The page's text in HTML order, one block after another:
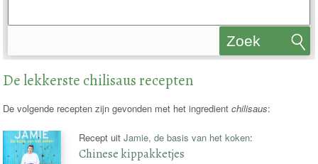
Zoek
De lekkerste chilisaus recepten
De volgende recepten zijn gevonden met het ingredientchilisaus:
Recept uitJamie, de basis van het koken:
Chinese kippakketjes